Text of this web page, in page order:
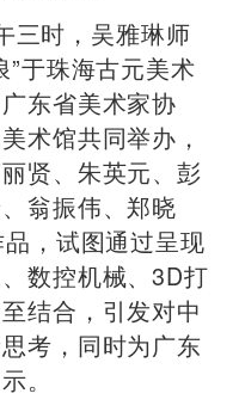
时，吴雅琳师
”于珠海古元美术
东省美术家协
术馆共同举办，
贤、朱英元、彭
翁振伟、郑晓
，试图通过呈现
数控机械、3D打
结合，引发对中
考，同时为广东
。